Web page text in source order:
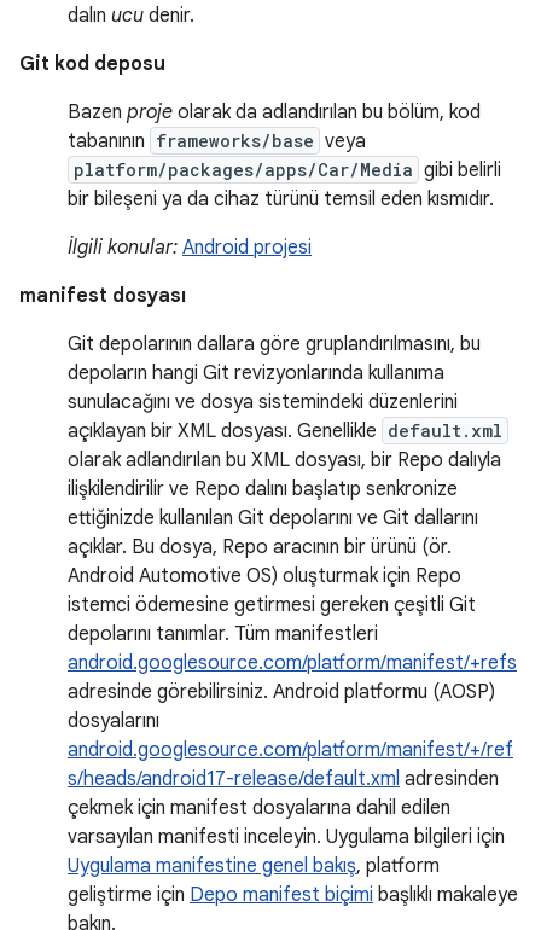
dalın ucu denir.
Git kod deposu
Bazen proje olarak da adlandırılan bu bölüm, kod
tabanının frameworks/base veya
platform/packages/apps/Car/Media gibi belirli
bir bileşeni ya da cihaz türünü temsil eden kısmıdır.
İlgili konular: Android projesi
manifest dosyası
Git depolarının dallara göre gruplandırılmasını, bu
depoların hangi Git revizyonlarında kullanıma
sunulacağını ve dosya sistemindeki düzenlerini
açıklayan bir XML dosyası. Genellikle default.xml
olarak adlandırılan bu XML dosyası, bir Repo dalıyla
ilişkilendirilir ve Repo dalını başlatıp senkronize
ettiğinizde kullanılan Git depolarını ve Git dallarını
açıklar. Bu dosya, Repo aracının bir ürünü (ör.
Android Automotive OS) oluşturmak için Repo
istemci ödemesine getirmesi gereken çeşitli Git
depolarını tanımlar. Tüm manifestleri
android.googlesource.com/platform/manifest/+refs
adresinde görebilirsiniz. Android platformu (AOSP)
dosyalarını
android.googlesource.com/platform/manifest/+/ref
s/heads/android17-release/default.xml adresinden
çekmek için manifest dosyalarına dahil edilen
varsayılan manifesti inceleyin. Uygulama bilgileri için
Uygulama manifestine genel bakış, platform
geliştirme için Depo manifest biçimi başlıklı makaleye
bakın.